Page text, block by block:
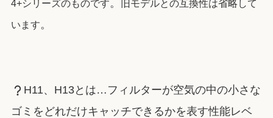
4+シリーズのものです。
旧モデルとの互換性は省略して
います。
H11、H13とは…フィルターが空気の中の小さな
ゴミをどれだけキャッチできるかを表す性能レベ